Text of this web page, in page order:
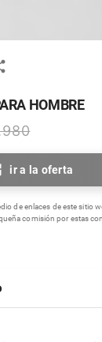
HOMBRE
ir a la oferta
de enlaces de este sitio
comisión por estas